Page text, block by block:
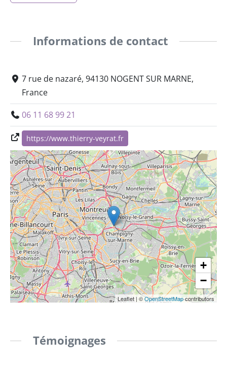
Informations de contact
7 rue de nazaré, 94130 NOGENT SUR MARNE,
France
06 11 68 99 21
https://www.thierry-veyrat.fr
+
−
Leaflet | ©OpenStreetMapcontributors
Témoignages